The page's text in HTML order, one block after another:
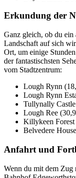
Erkundung der
Ganz gleich, ob du ein
Landschaft auf sich
Ort, um einige
der fantastischsten
vom Stadtzentrum:
Lough Rynn
Lough Rynn
Tullynally
Lough Ree
Killykeen
Belvedere
Anfahrt und
Wenn du mit dem Zug